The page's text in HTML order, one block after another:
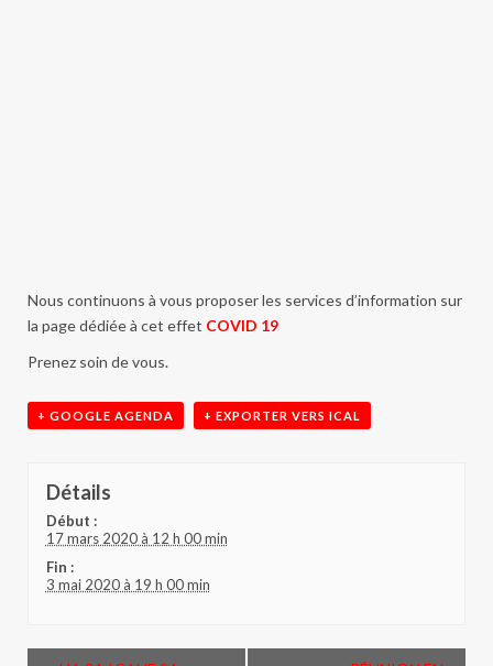
Nous continuons à vous proposer les services d’information sur
la page dédiée à cet effet COVID 19
Prenez soin de vous.
+ GOOGLE AGENDA + EXPORTER VERS ICAL
Détails
Début :
17 mars 2020 à 12 h 00 min
Fin :
3 mai 2020 à 19 h 00 min